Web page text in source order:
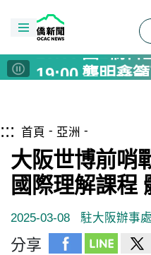
:::僑務電
21:00
漢光演
20:00
國1橋
19:00 龔明鑫
16:00 台美混
16:00 量子運
16:00潮台北
15:10 揮毫寫
15:00
原台中
21:00
漢光演
首頁 亞洲
大阪世博前哨
國際理解課程
2025-03-08 駐大阪辦事
分享